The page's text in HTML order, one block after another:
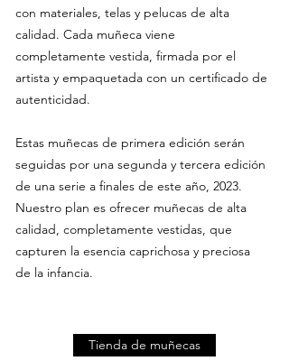
con materiales, telas y pelucas de alta
calidad. Cada muñeca viene
completamente vestida, firmada por el
artista y empaquetada con un certificado de
autenticidad.
Estas muñecas de primera edición serán
seguidas por una segunda y tercera edición
de una serie a finales de este año, 2023.
Nuestro plan es ofrecer muñecas de alta
calidad, completamente vestidas, que
capturen la esencia caprichosa y preciosa
de la infancia.
Tienda de muñecas